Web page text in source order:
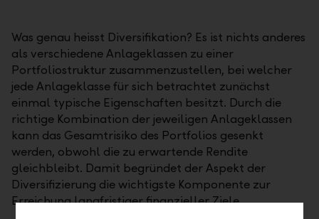
Was genau heisst Diversifikation? Es ist nichts anderes
als verschiedene Anlageklassen zu einer
Portfoliostruktur zusammenzustellen, bei welcher
jede Anlageklasse für sich betrachtet zunächst
einmal typische Eigenschaften besitzt. Durch die
richtige Kombination der jeweiligen Anlageklassen
kann das Gesamtrisiko des Portfolios gesenkt
werden, obwohl die zu erwartende Rendite
gleichbleibt. Damit begründet der Aspekt der
Diversifizierung die wichtigste Komponente zur
Erreichung langfristiger finanzieller Ziele.